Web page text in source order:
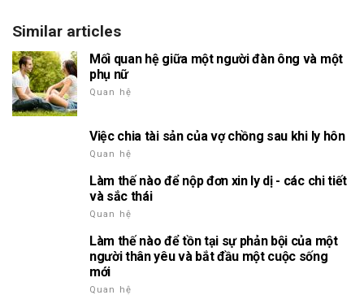
Similar articles
Mối quan hệ giữa một người đàn ông và một
phụ nữ
Quan hệ
Việc chia tài sản của vợ chồng sau khi ly hôn
Quan hệ
Làm thế nào để nộp đơn xin ly dị - các chi tiết
và sắc thái
Quan hệ
Làm thế nào để tồn tại sự phản bội của một
người thân yêu và bắt đầu một cuộc sống
mới
Quan hệ